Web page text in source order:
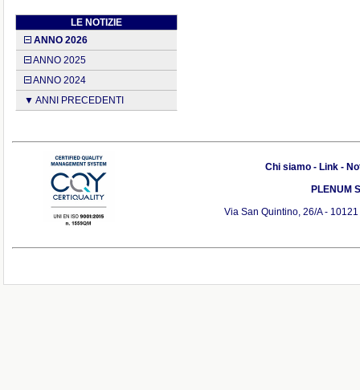
LE NOTIZIE
ANNO 2026
ANNO 2025
ANNO 2024
▼ ANNI PRECEDENTI
Chi siamo - Link -
PLENUM
Via San Quintino, 26/A -